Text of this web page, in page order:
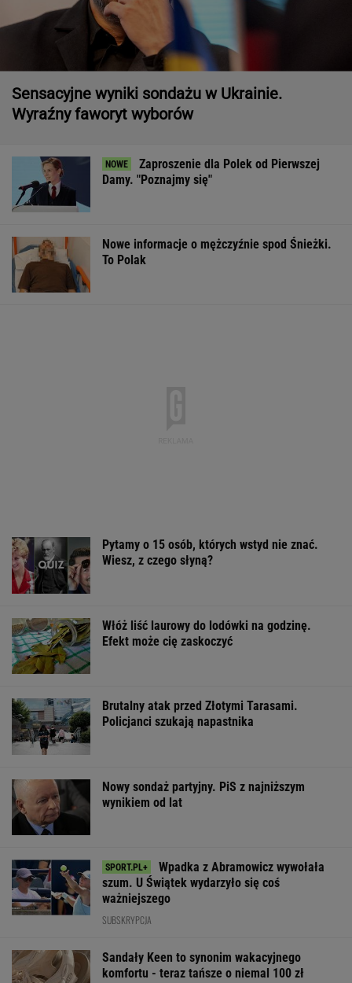
Sensacyjne wyniki sondażu w Ukrainie.
Wyraźny faworyt wyborów
Zaproszenie dla Polek od Pierwszej
Damy. "Poznajmy się"
Nowe informacje o mężczyźnie spod Śnieżki.
To Polak
Pytamy o 15 osób, których wstyd nie znać.
Wiesz, z czego słyną?
Włóż liść laurowy do lodówki na godzinę.
Efekt może cię zaskoczyć
Brutalny atak przed Złotymi Tarasami.
Policjanci szukają napastnika
Nowy sondaż partyjny. PiS z najniższym
wynikiem od lat
Wpadka z Abramowicz wywołała
szum. U Świątek wydarzyło się coś
ważniejszego
SUBSKRYPCJA
Sandały Keen to synonim wakacyjnego
komfortu - teraz tańsze o niemal 100 zł